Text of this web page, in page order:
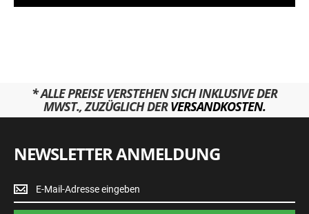
* ALLE PREISE VERSTEHEN SICH INKLUSIVE DER
MWST., ZUZÜGLICH DERVERSANDKOSTEN.
NEWSLETTER ANMELDUNG
Newsletter
Anmeldung